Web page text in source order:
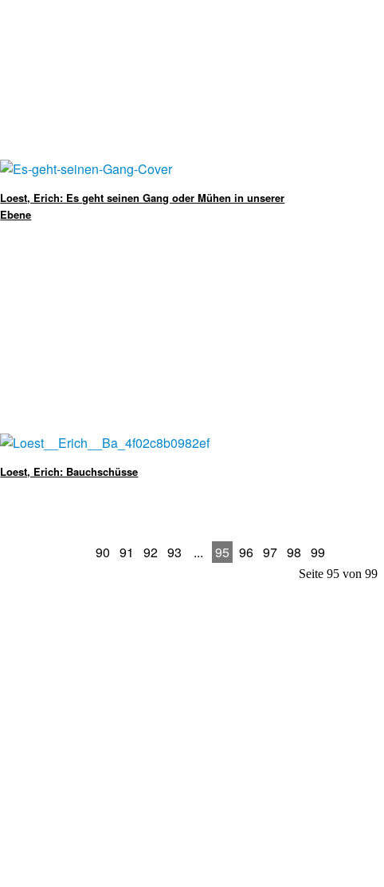
Loest, Erich: Es geht seinen Gang oder Mühen in unserer
Ebene
Loest, Erich: Bauchschüsse
90 91 92 93 ... 95 96 97 98 99
Seite 95 von 99